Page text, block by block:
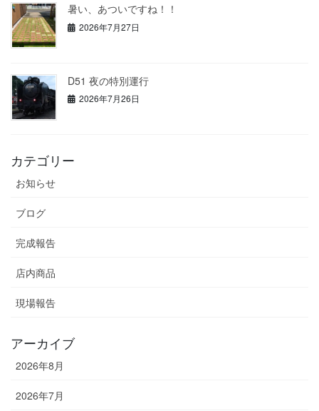
暑い、あついですね！！
2026年7月27日
D51 夜の特別運行
2026年7月26日
カテゴリー
お知らせ
ブログ
完成報告
店内商品
現場報告
アーカイブ
2026年8月
2026年7月